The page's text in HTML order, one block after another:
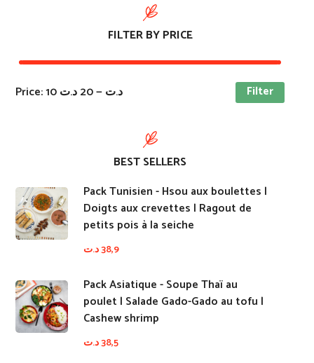
FILTER BY PRICE
Filter
Price: 10 د.ت—20 د.ت
BEST SELLERS
Pack Tunisien - Hsou aux boulettes |
Doigts aux crevettes | Ragout de
petits pois à la seiche
38,9د.ت
Pack Asiatique - Soupe Thaï au
poulet | Salade Gado-Gado au tofu |
Cashew shrimp
38,5د.ت